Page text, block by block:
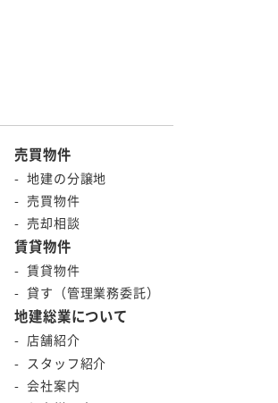
売買物件
地建の分譲地
売買物件
売却相談
賃貸物件
賃貸物件
貸す（管理業務委託）
地建総業について
店舗紹介
スタッフ紹介
会社案内